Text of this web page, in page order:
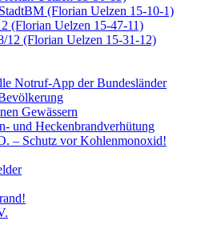
(Florian Uelzen 15-10-1)
(Florian Uelzen 15-47-11)
12 (Florian Uelzen 15-31-12)
Notruf-App der Bundesländer
Gewässern
und Heckenbrandverhütung
– Schutz vor Kohlenmonoxid!